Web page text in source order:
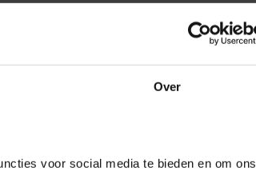
Over
voor social media te bieden en om ons